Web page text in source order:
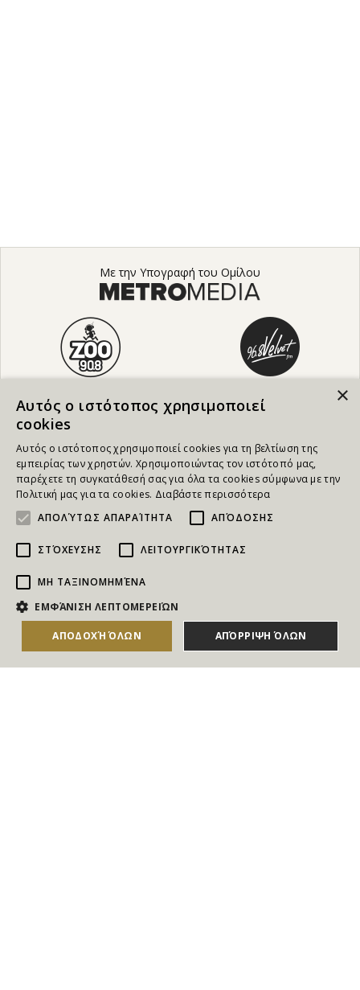
Με την Υπογραφή του Ομίλου
NEWSLETTER
Για να ενημερώνεστε άμεσα για τους Διαγωνισμούς, τα
Δώρα, τις Νέες Προσφορές & τις Νέες Δωροεπιταγές
×
Αυτός ο ιστότοπος χρησιμοποιεί
cookies
Αυτός ο ιστότοπος χρησιμοποιεί cookies για τη βελτίωση της
εμπειρίας των χρηστών. Χρησιμοποιώντας τον ιστότοπό μας,
παρέχετε τη συγκατάθεσή σας για όλα τα cookies σύμφωνα με την
Πολιτική μας για τα cookies. Διαβάστε περισσότερα
ΑΠΟΛΎΤΩΣ ΑΠΑΡΑΊΤΗΤΑ
ΑΠΌΔΟΣΗΣ
ΣΤΌΧΕΥΣΗΣ ΛΕΙΤΟΥΡΓΙΚΌΤΗΤΑΣ
ΜΗ ΤΑΞΙΝΟΜΗΜΈΝΑ
ΕΜΦΆΝΙΣΗ ΛΕΠΤΟΜΕΡΕΙΏΝ
ΑΠΟΔΟΧΉ ΌΛΩΝ ΑΠΌΡΡΙΨΗ ΌΛΩΝ